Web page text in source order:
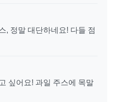
, 정말 대단하네요! 다들 점
싶어요! 과일 주스에 목말